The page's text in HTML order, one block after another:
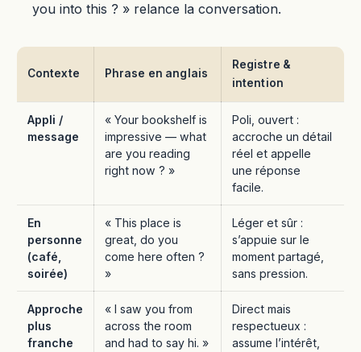
you into this ? » relance la conversation.
Contexte Phrase en anglais
Registre &
intention
Appli /
message
« Your bookshelf is
impressive — what
are you reading
right now ? »
Poli, ouvert :
accroche un détail
réel et appelle
une réponse
facile.
En
personne
(café,
soirée)
« This place is
great, do you
come here often ?
»
Léger et sûr :
s’appuie sur le
moment partagé,
sans pression.
Approche
plus
franche
« I saw you from
across the room
and had to say hi. »
Direct mais
respectueux :
assume l’intérêt,